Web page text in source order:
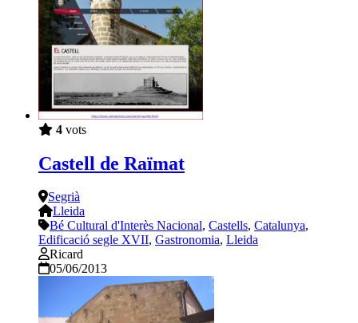
4 vots
Castell de Raïmat
Segrià
Lleida
Bé Cultural d'Interès Nacional, Castells, Catalunya,
Edificació segle XVII, Gastronomia, Lleida
Ricard
05/06/2013